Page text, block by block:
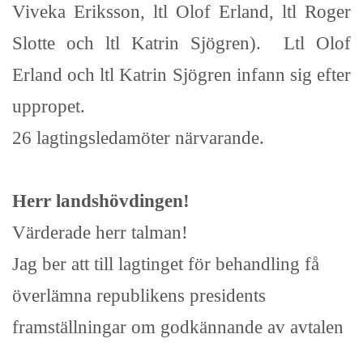
Viveka Eriksson, ltl Olof Erland, ltl Roger
Slotte och ltl Katrin Sjögren). Ltl Olof
Erland och ltl Katrin Sjögren infann sig efter
uppropet.
26 lagtingsledamöter närvarande.
Herr landshövdingen!
Värderade herr talman!
Jag ber att till lagtinget för behandling få
överlämna republikens presidents
framställningar om godkännande av avtalen